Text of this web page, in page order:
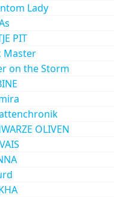
Lady
PIT
Master
on the Storm
OLIVEN